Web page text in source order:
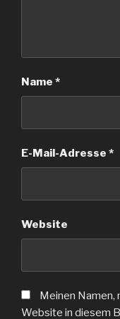
Name *
E-Mail-Adresse *
Website
Meinen
Website in diesem